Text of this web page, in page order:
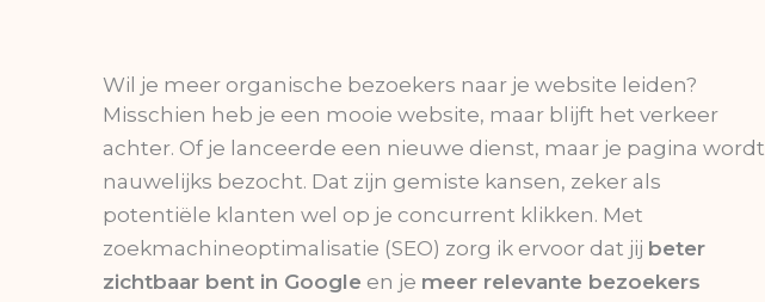
Wil je meer organische bezoekers naar je website leiden?
Misschien heb je een mooie website, maar blijft het verkeer
achter. Of je lanceerde een nieuwe dienst, maar je pagina wordt
nauwelijks bezocht. Dat zijn gemiste kansen, zeker als
potentiële klanten wel op je concurrent klikken. Met
zoekmachineoptimalisatie (SEO) zorg ik ervoor dat jij beter
zichtbaar bent in Google en je meer relevante bezoekers